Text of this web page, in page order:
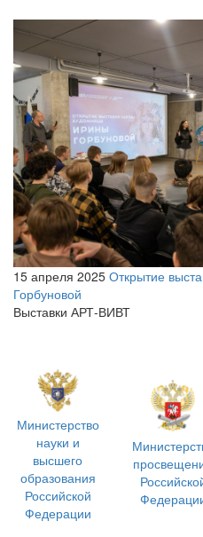
15 апреля 2025 Открытие
Горбуновой
Выставки АРТ-ВИВТ
Министерство
науки и
высшего
образования
Российской
Федерации